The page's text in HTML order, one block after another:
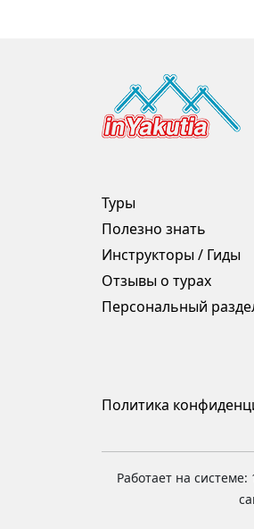
Туры
Полезно знать
Инструкторы / Гиды
Отзывы о турах
Персональный
Политика
Работает на